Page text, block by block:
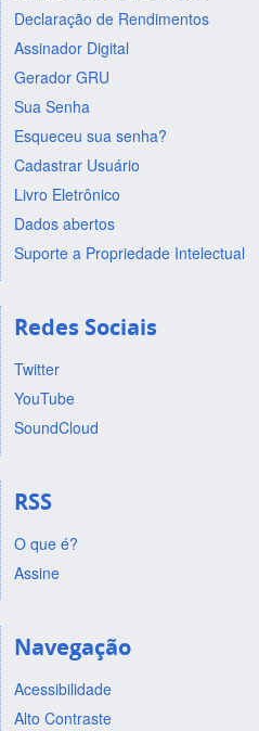
Declaração de Rendimentos
Assinador Digital
Gerador GRU
Sua Senha
Esqueceu sua senha?
Cadastrar Usuário
Livro Eletrônico
Dados abertos
Suporte a Propriedade Intelectual
Redes Sociais
Twitter
YouTube
SoundCloud
RSS
O que é?
Assine
Navegação
Acessibilidade
Alto Contraste